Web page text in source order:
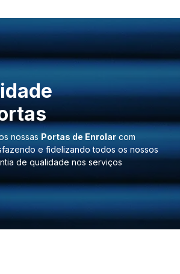
nossas Portas de Enrolar com
e fidelizando todos os nossos
de qualidade nos serviços